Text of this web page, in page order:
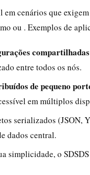
cenários que
ou . Exemplos de
compartilhadas
entre todos os nós.
de pequeno
em múltiplos
serializados (JSON,
dados central.
simplicidade, o